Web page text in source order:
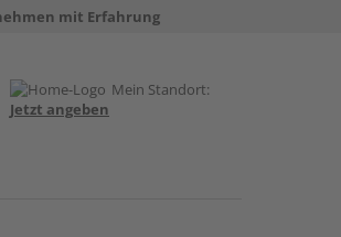
mit Erfahrung
Mein Standort:
Jetzt angeben